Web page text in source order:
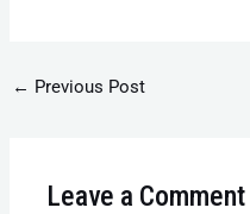
← Previous Post
Leave a Comment